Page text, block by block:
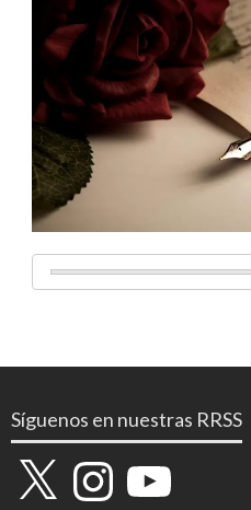
Síguenos en nuestras RRSS
X InstagramYouTube